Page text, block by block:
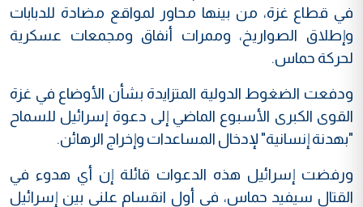
في قطاع غزة، من بينها محاور لمواقع مضادة للدبابات
وإطلاق الصواريخ، وممرات أنفاق ومجمعات عسكرية
لحركة حماس.
ودفعت الضغوط الدولية المتزايدة بشأن الأوضاع في غزة
القوى الكبرى الأسبوع الماضي إلى دعوة إسرائيل للسماح
"بهدنة إنسانية" لإدخال المساعدات وإخراج الرهائن.
ورفضت إسرائيل هذه الدعوات قائلة إن أي هدوء في
القتال سيفيد حماس، في أول انقسام علني بين إسرائيل